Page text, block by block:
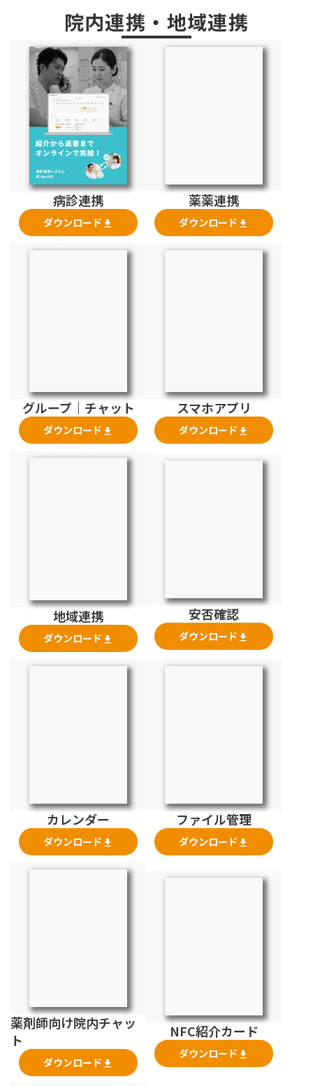
院内連携・地域連携
病診連携
ダウンロード file_download
薬薬連携
ダウンロード file_download
グループ｜チャット
ダウンロード file_download
スマホアプリ
ダウンロード file_download
地域連携
ダウンロード file_download
安否確認
ダウンロード file_download
カレンダー
ダウンロード file_download
ファイル管理
ダウンロード file_download
薬剤師向け院内チャッ
ト
ダウンロード file_download
NFC紹介カード
ダウンロード file_download